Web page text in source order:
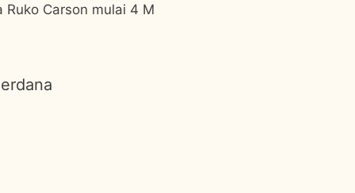
Carson mulai 4 M